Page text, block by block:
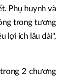
Phụ huynh và
trong tương
lợi ích lâu dài",
2 chương